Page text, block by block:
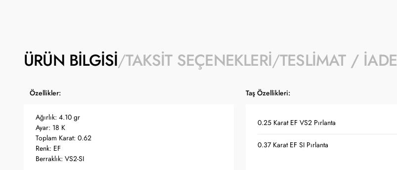
ÜRÜN BILGISI TAKSIT SEÇENEKLERI TESLIMAT / İADE
Özellikler: Taş Özellikleri:
Ağırlık: 4.10 gr
Ayar: 18 K
Toplam Karat: 0.62
Renk: EF
Berraklık: VS2-SI
0.25 Karat EF VS2 Pırlanta
0.37 Karat EF SI Pırlanta